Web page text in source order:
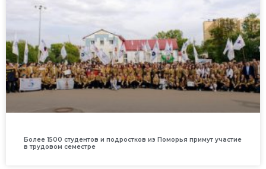
Более 1500 студентов и подростков из Поморья примут участие
в трудовом семестре